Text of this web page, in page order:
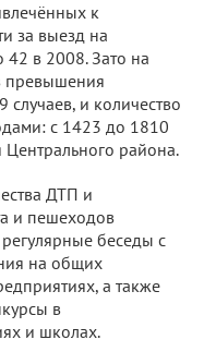
к
за выезд на
42 в 2008. Зато на
превышения
и количество
с 1423 до 1810
Центрального района.
ДТП и
и пешеходов
беседы с
на общих
а также
в
и школах.